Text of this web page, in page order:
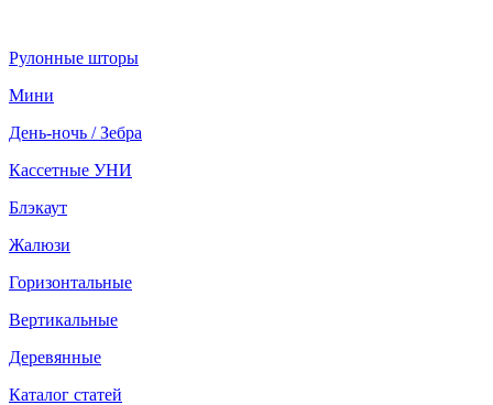
Рулонные шторы
Мини
День-ночь / Зебра
Кассетные УНИ
Блэкаут
Жалюзи
Горизонтальные
Вертикальные
Деревянные
Каталог статей